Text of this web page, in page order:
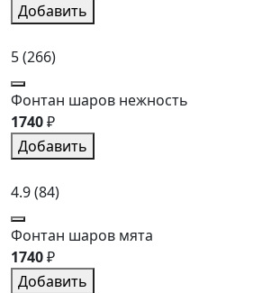
Добавить
5(266)
Фонтан шаров нежность
1740₽
Добавить
4.9(84)
Фонтан шаров мята
1740₽
Добавить